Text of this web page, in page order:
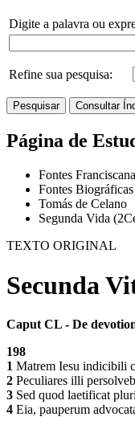
Digite a palavra ou
Refine sua pesquisa:
Página de
Fontes
Fontes Biográficas
Tomás de Celano
Segunda Vida
TEXTO ORIGINAL
Secunda
Caput CL - De
198
1 Matrem Iesu indicibili
2 Peculiares illi
3 Sed quod laetificat
4 Eia, pauperum